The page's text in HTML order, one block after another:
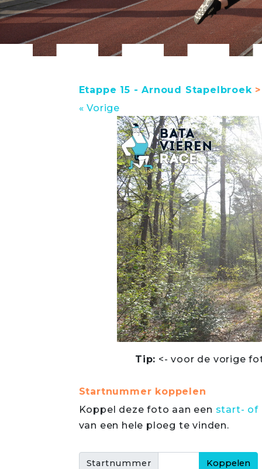
Etappe 15 - Arnoud Stapelbroek>
« Vorige
Tip: <- voor de vorige
Startnummer koppelen
Koppel deze foto aan een start- of
van een hele ploeg te vinden.
Startnummer